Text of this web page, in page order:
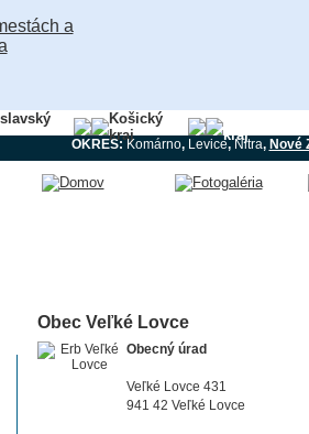
Košický
kraj
kraj
OKRES:Komárno, Levice,Nitra, Nové
Obec Veľké Lovce
Obecný úrad
Veľké Lovce 431
941 42 Veľké Lovce